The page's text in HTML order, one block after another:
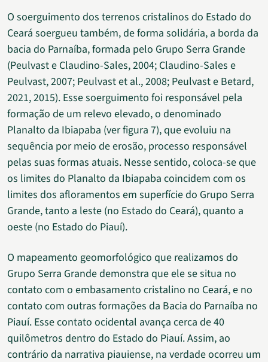
O soerguimento dos terrenos cristalinos do Estado do
Ceará soergueu também, de forma solidária, a borda da
bacia do Parnaíba, formada pelo Grupo Serra Grande
(Peulvast e Claudino-Sales, 2004; Claudino-Sales e
Peulvast, 2007; Peulvast et al., 2008; Peulvast e Betard,
2021, 2015). Esse soerguimento foi responsável pela
formação de um relevo elevado, o denominado
Planalto da Ibiapaba (ver figura 7), que evoluiu na
sequência por meio de erosão, processo responsável
pelas suas formas atuais. Nesse sentido, coloca-se que
os limites do Planalto da Ibiapaba coincidem com os
limites dos afloramentos em superfície do Grupo Serra
Grande, tanto a leste (no Estado do Ceará), quanto a
oeste (no Estado do Piauí).
O mapeamento geomorfológico que realizamos do
Grupo Serra Grande demonstra que ele se situa no
contato com o embasamento cristalino no Ceará, e no
contato com outras formações da Bacia do Parnaíba no
Piauí. Esse contato ocidental avança cerca de 40
quilômetros dentro do Estado do Piauí. Assim, ao
contrário da narrativa piauiense, na verdade ocorreu um